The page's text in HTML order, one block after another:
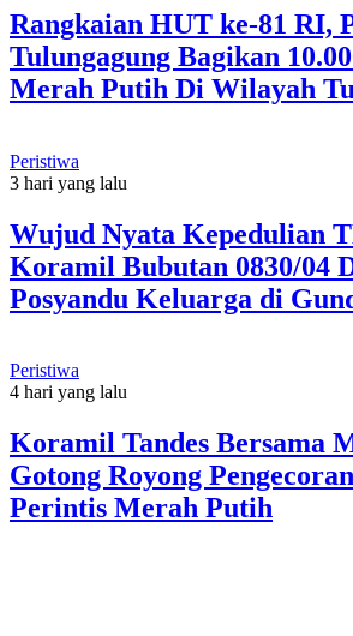
Rangkaian HUT ke-81 RI,
Tulungagung Bagikan
Merah Putih Di Wilayah
Peristiwa
3 hari yang lalu
Wujud Nyata Kepedulian
Koramil Bubutan 0830/04
Posyandu Keluarga di
Peristiwa
4 hari yang lalu
Koramil Tandes Bersama
Gotong Royong
Perintis Merah Putih